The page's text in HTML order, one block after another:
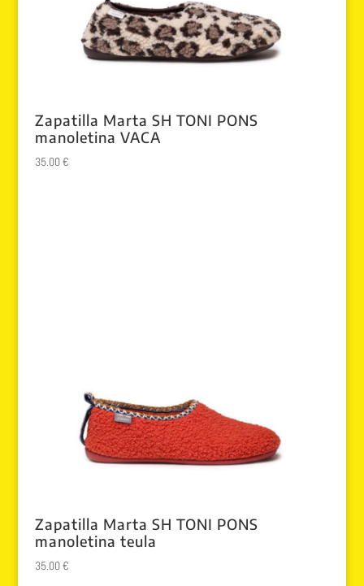
Zapatilla Marta SH TONI PONS
manoletina VACA
35.00€
Zapatilla Marta SH TONI PONS
manoletina teula
35.00€